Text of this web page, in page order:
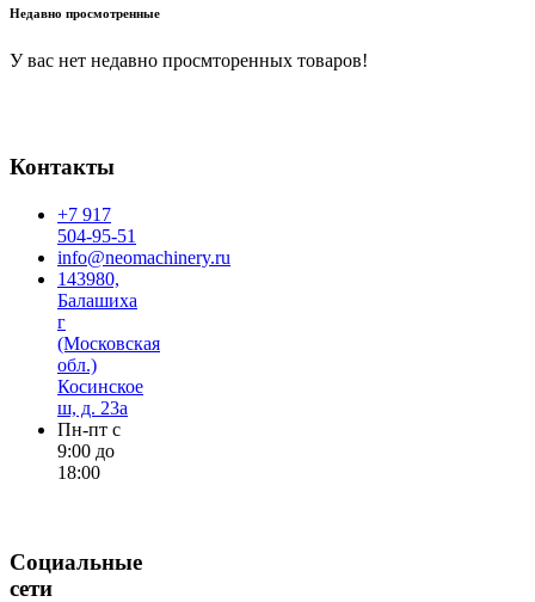
Недавно просмотренные
У вас нет недавно просмторенных товаров!
Контакты
+7 917
504-95-51
info@neomachinery.ru
143980,
Балашиха
г
(Московская
обл.)
Косинское
ш, д. 23а
Пн-пт с
9:00 до
18:00
Социальные
сети